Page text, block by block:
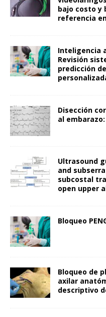
bajo costo y
referencia
Inteligencia
Revisión
predicción
Disección
al
Ultrasound
and
subcostal
open upper
Bloqueo
Bloqueo de
axilar
descriptivo